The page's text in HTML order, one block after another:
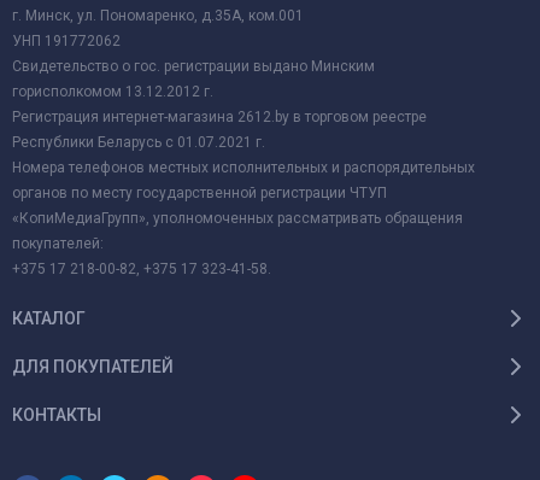
г. Минск, ул. Пономаренко, д.35А, ком.001
УНП 191772062
Свидетельство о гос. регистрации выдано Минским
горисполкомом 13.12.2012 г.
Регистрация интернет-магазина 2612.by в торговом реестре
Республики Беларусь с 01.07.2021 г.
Номера телефонов местных исполнительных и распорядительных
органов по месту государственной регистрации ЧТУП
«КопиМедиаГрупп», уполномоченных рассматривать обращения
покупателей:
+375 17 218-00-82, +375 17 323-41-58.
КАТАЛОГ
ДЛЯ ПОКУПАТЕЛЕЙ
КОНТАКТЫ